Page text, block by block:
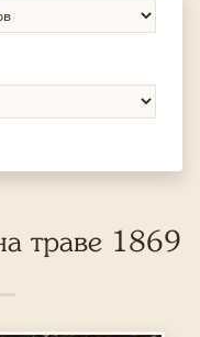
траве 1869